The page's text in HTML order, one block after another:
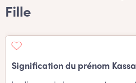
Fille
Signification du prénom